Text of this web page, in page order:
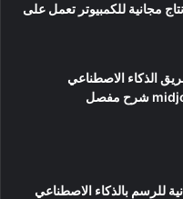
مونتاج مجانية للكمبيوتر تعمل على
الذكاء الاصطناعي